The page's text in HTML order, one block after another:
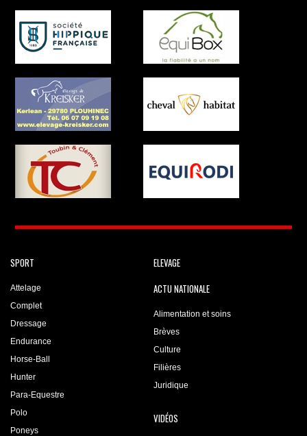
SPORT
Attelage
Complet
Dressage
Endurance
Horse-Ball
Hunter
Para-Equestre
Polo
Poneys
ELEVAGE
ACTU NATIONALE
Alimentation et soins
Brèves
Culture
Filières
Juridique
VIDÉOS